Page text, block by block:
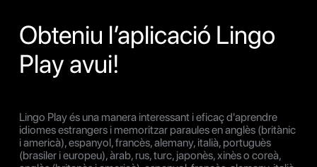
Obteniu l’aplicació Lingo
Play avui!
Lingo Play és una manera interessant i eficaç d'aprendre
idiomes estrangers i memoritzar paraules en anglès (britànic
i americà), espanyol, francès, alemany, italià, portuguès
(brasiler i europeu), àrab, rus, turc, japonès, xinès o coreà,